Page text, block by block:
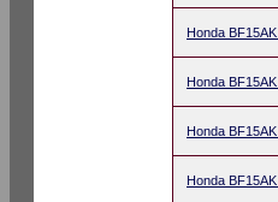
Honda BF15AK
Honda BF15AK
Honda BF15AK
Honda BF15AK